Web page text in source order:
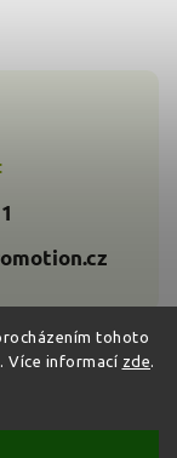
tohoto
Více informací zde.
práva vyhrazena.